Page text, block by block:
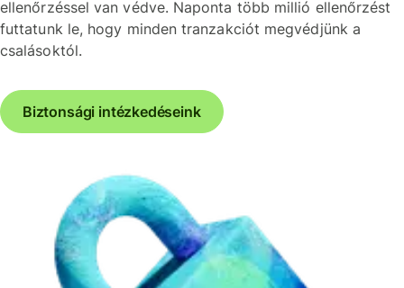
ellenőrzéssel van védve. Naponta több millió ellenőrzést
futtatunk le, hogy minden tranzakciót megvédjünk a
csalásoktól.
Biztonsági intézkedéseink